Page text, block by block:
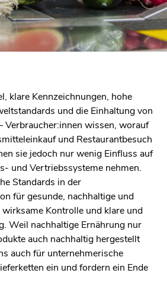
klare Kennzeichnungen, hohe
und die Einhaltung von
Verbraucher:innen wissen, worauf
und Restaurantbesuch
sie jedoch nur wenig Einfluss auf
und Vertriebssysteme nehmen.
Standards in der
für gesunde, nachhaltige und
Kontrolle und klare und
Weil nachhaltige Ernährung nur
auch nachhaltig hergestellt
auch für unternehmerische
ein und fordern ein Ende